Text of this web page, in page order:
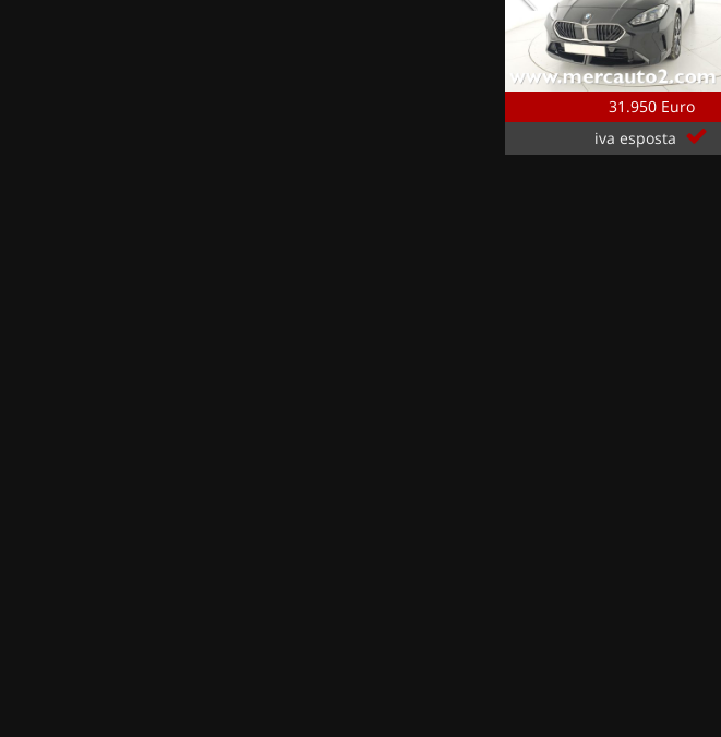
31.950 Euro
iva esposta